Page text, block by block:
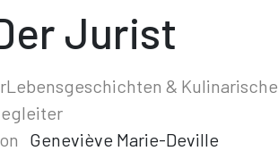
Jurist
& Kulinarische
Geneviève Marie-Deville